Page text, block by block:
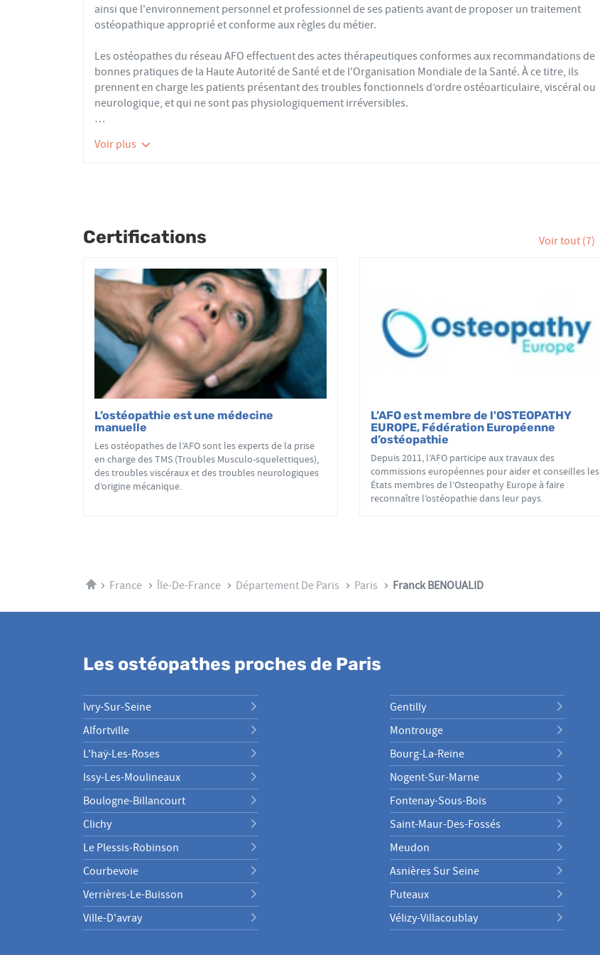
ainsi que l'environnement personnel et professionnel de ses patients avant de proposer un traitement
ostéopathique approprié et conforme aux règles du métier.
Les ostéopathes du réseau AFO effectuent des actes thérapeutiques conformes aux recommandations de
bonnes pratiques de la Haute Autorité de Santé et de l'Organisation Mondiale de la Santé. À ce titre, ils
prennent en charge les patients présentant des troubles fonctionnels d’ordre ostéoarticulaire, viscéral ou
neurologique, et qui ne sont pas physiologiquement irréversibles.
tous les patients reçoivent un traitement ostéopathique par mobilisations ou manipulations des sphères
pour avoir le droit d'user du titre d’ostéopathe et d'exercer les actes ostéopathiques.
Voir plus
Certifications
L’ostéopathie est une médecine
manuelle
Les ostéopathes de l’AFO sont les experts de la prise
en charge des TMS (Troubles Musculo-squelettiques),
des troubles viscéraux et des troubles neurologiques
d’origine mécanique.
L’AFO est membre de l'OSTEOPATHY
EUROPE, Fédération Européenne
d’ostéopathie
Depuis 2011, l’AFO participe aux travaux des
commissions européennes pour aider et conseilles les
États membres de l’Osteopathy Europe à faire
reconnaître l’ostéopathie dans leur pays.
Voir tout (7)
AccueilFrance Île-De-France Département De Paris Paris Franck BENOUALID
Les ostéopathes proches de Paris
Ivry-Sur-Seine Gentilly
Alfortville
Montrouge
L'haÿ-Les-Roses
Bourg-La-Reine
Issy-Les-Moulineaux
Nogent-Sur-Marne
Boulogne-Billancourt
Fontenay-Sous-Bois
Clichy
Saint-Maur-Des-Fossés
Le Plessis-Robinson
Meudon
Courbevoie
Asnières Sur Seine
Verrières-Le-Buisson
Puteaux
Ville-D'avray
Vélizy-Villacoublay